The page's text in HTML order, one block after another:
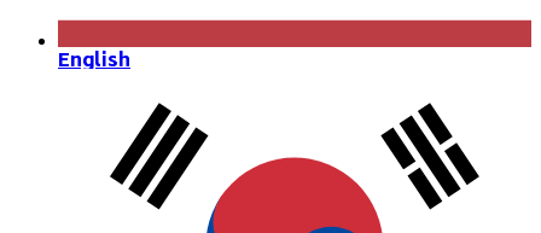
English